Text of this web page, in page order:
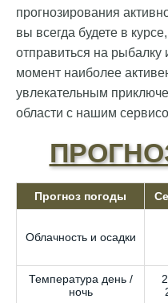
прогнозирования
вы всегда будете в
отправиться на
момент наиболее
увлекательным
области с нашим
Прогноз погоды
Облачность и осадки
Температура день /
ночь